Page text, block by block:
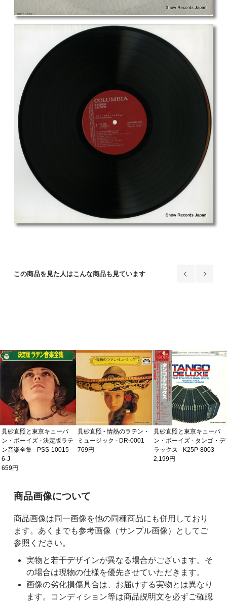
この商品を見た人はこんな商品も見ています
見砂直照と東京キューバ
ン・ボーイズ - 決定版ラテ
ン音楽全集 - PSS-10015-
6-J
659円
見砂直照 - 情熱のラテン・
ミュージック - DR-0001
769円
見砂直照と東京キューバ
ン・ボーイズ - タンゴ・デ
ラックス - K25P-8003
2,199円
ご購入前の注意事項
商品画像について
商品画像は同一画像を他の同種商品にも併用しており
ます。あくまでも参考画像（サンプル画像）としてご
参照ください。
実物と若干デザインが異なる場合がございます。そ
の場合は現物の仕様を優先させていただきます。
画像の劣化損傷具合は、お届けする実物とは異なり
ます。コンディション等は商品説明文を必ずご確認